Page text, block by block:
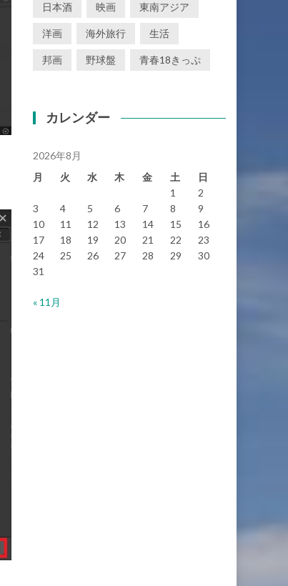
日本酒 映画 東南アジア
洋画 海外旅行 生活
邦画 野球盤 青春18きっぷ
カレンダー
2026年8月
月
火 水 木 金 土
日
1
2
3
4 5 6 7 8
9
10
11 12 13 14 15
16
17
18 19 20 21 22
23
24
25 26 27 28 29
30
31
« 11月